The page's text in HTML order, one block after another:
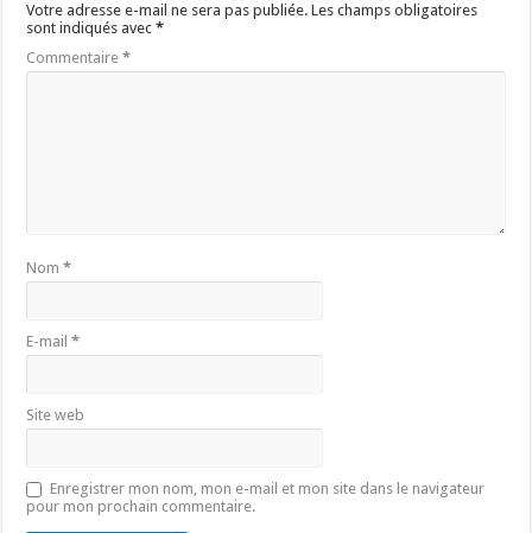
Votre adresse e-mail ne sera pas publiée. Les champs obligatoires
sont indiqués avec*
Commentaire*
Nom*
E-mail*
Site web
Enregistrer mon nom, mon e-mail et mon site dans le navigateur
pour mon prochain commentaire.